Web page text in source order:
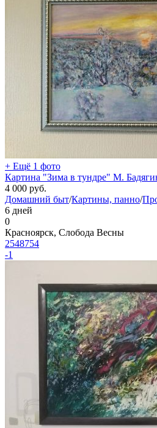
+ Ещё 1 фото
Картина "Зима в тундре" М.
4 000 руб.
Домашний быт/Картины, панно/
6 дней
0
Красноярск, Слобода Весны
2548754
-1